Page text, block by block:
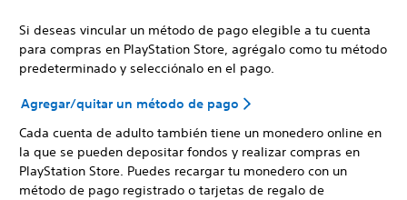
Si deseas vincular un método de pago elegible a tu cuenta
para compras en PlayStation Store, agrégalo como tu método
predeterminado y selecciónalo en el pago.
Agregar/quitar un método de pago
Cada cuenta de adulto también tiene un monedero online en
la que se pueden depositar fondos y realizar compras en
PlayStation Store. Puedes recargar tu monedero con un
método de pago registrado o tarjetas de regalo de